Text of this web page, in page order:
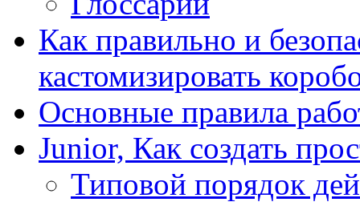
Как правильно и
кастомизировать
Основные правила
Junior, Как создать
Типовой порядок